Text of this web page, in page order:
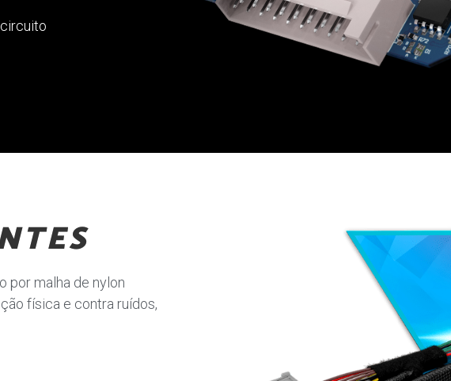
por malha de nylon
física e contra ruídos,